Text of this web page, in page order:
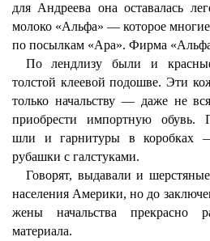
для Андреева она оставалась
молоко «Альфа» — которое
по посылкам «Ара». Фирма
По лендлизу были и
толстой клеевой подошве. Эти
только начальству — даже не
приобрести импортную обувь.
шли и гарнитуры в коробках
рубашки с галстуками.
Говорят, выдавали и
населения Америки, но до
жены начальства прекрасно
материала.